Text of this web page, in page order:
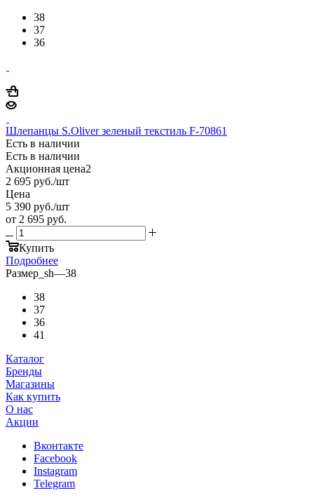
38
37
36
Шлепанцы S.Oliver зеленый текстиль F-70861
Есть в наличии
Есть в наличии
Акционная цена2
2 695 руб./шт
Цена
5 390 руб./шт
от 2 695 руб.
Купить
Подробнее
Размер_sh—38
38
37
36
41
Каталог
Бренды
Магазины
Как купить
О нас
Акции
Вконтакте
Facebook
Instagram
Telegram